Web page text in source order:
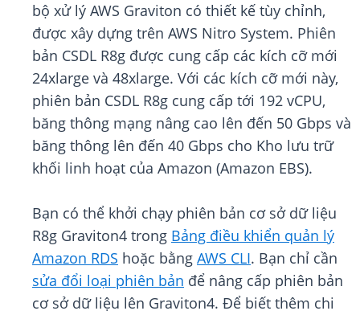
bộ xử lý AWS Graviton có thiết kế tùy chỉnh,
được xây dựng trên AWS Nitro System. Phiên
bản CSDL R8g được cung cấp các kích cỡ mới
24xlarge và 48xlarge. Với các kích cỡ mới này,
phiên bản CSDL R8g cung cấp tới 192 vCPU,
băng thông mạng nâng cao lên đến 50 Gbps và
băng thông lên đến 40 Gbps cho Kho lưu trữ
khối linh hoạt của Amazon (Amazon EBS).
Bạn có thể khởi chạy phiên bản cơ sở dữ liệu
R8g Graviton4 trong Bảng điều khiển quản lý
Amazon RDS hoặc bằng AWS CLI. Bạn chỉ cần
sửa đổi loại phiên bản để nâng cấp phiên bản
cơ sở dữ liệu lên Graviton4. Để biết thêm chi